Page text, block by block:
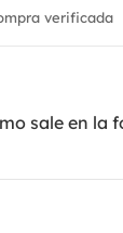
verificada
sale en la